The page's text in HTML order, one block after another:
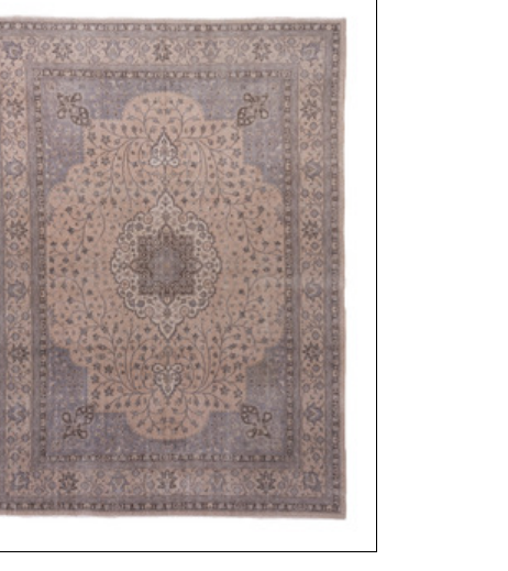
in neuem Fenster)
weiter unten für Bilder in höherer Auflösung
Nr. 3 Bild Nr. 4 Bild Nr. 5
Bild Nr. 8 Bild Nr. 9 Bild Nr. 10